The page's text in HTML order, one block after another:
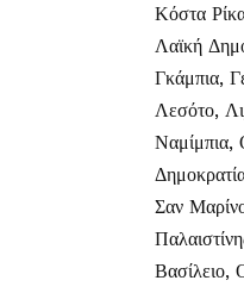
Κόστα
Λαϊκή
Γκάμπια,
Λεσότο,
Ναμίμπια,
Σαν
Βασίλειο,